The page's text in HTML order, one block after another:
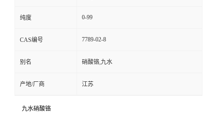
纯度 0-99
CAS编号 7789-02-8
别名 硝酸铬,九水
产地/厂商 江苏
九水硝酸铬